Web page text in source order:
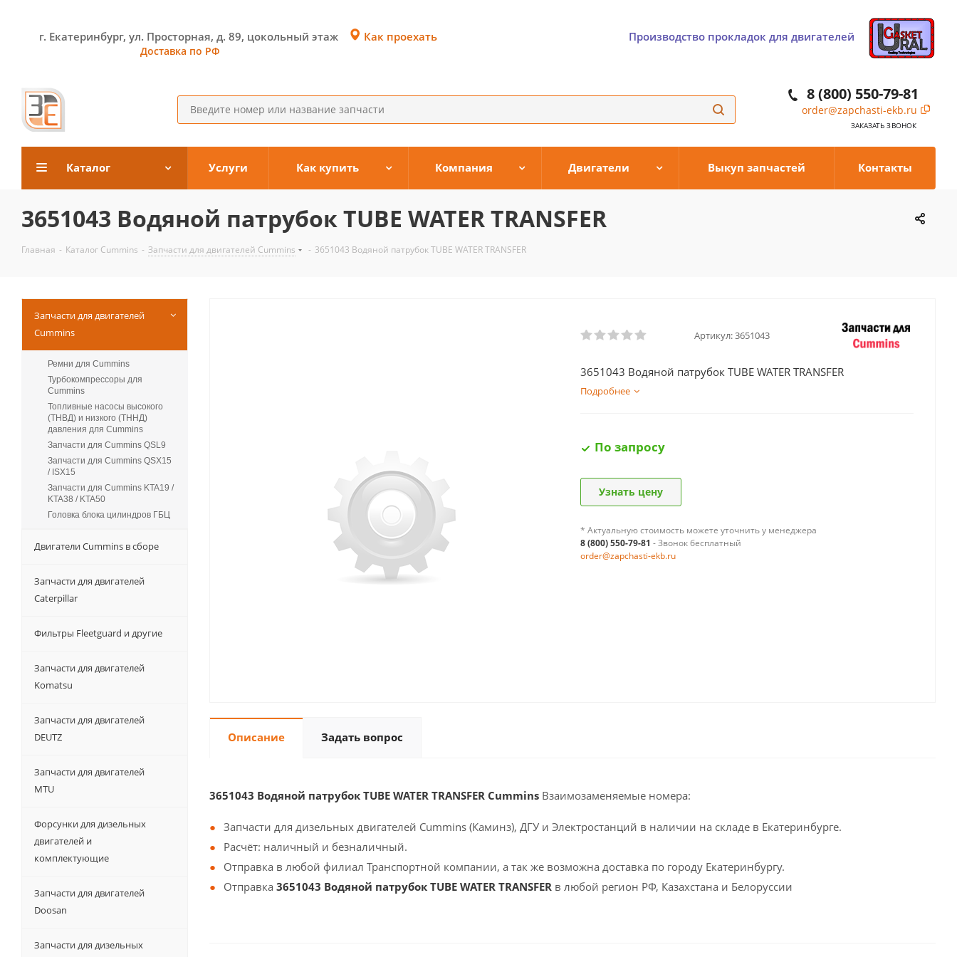
г. Екатеринбург, ул. Просторная, д. 89, цокольный этаж
Доставка по РФ
Как проехать Производство прокладок для двигателей
8 (800) 550-79-81
order@zapchasti-ekb.ru
ЗАКАЗАТЬ ЗВОНОК
Каталог Услуги Как купить Компания Двигатели Выкуп запчастей Контакты
3651043 Водяной патрубок TUBE WATER TRANSFER
Главная - Каталог Cummins - Запчасти для двигателей Cummins - 3651043 Водяной патрубок TUBE WATER TRANSFER
Артикул:3651043
3651043 Водяной патрубок TUBE WATER TRANSFER
Подробнее
По запросу
Узнать цену
* Актуальную стоимость можете уточнить у менеджера
8 (800) 550-79-81 - Звонок бесплатный
order@zapchasti-ekb.ru
Описание Задать вопрос
3651043 Водяной патрубок TUBE WATER TRANSFER Cummins Взаимозаменяемые номера:
Запчасти для дизельных двигателей Cummins (Каминз), ДГУ и Электростанций в наличии на складе в Екатеринбурге.
Расчёт: наличный и безналичный.
Отправка в любой филиал Транспортной компании, а так же возможна доставка по городу Екатеринбургу.
Отправка 3651043 Водяной патрубок TUBE WATER TRANSFER в любой регион РФ, Казахстана и Белоруссии
Запчасти для двигателей
Cummins
Ремни для Cummins
Турбокомпрессоры для
Сummins
Топливные насосы высокого
(ТНВД) и низкого (ТННД)
давления для Cummins
Запчасти для Cummins QSL9
Запчасти для Cummins QSX15
/ ISX15
Запчасти для Cummins KTA19 /
KTA38 / KTA50
Головка блока цилиндров ГБЦ
Двигатели Cummins в сборе
Запчасти для двигателей
Caterpillar
Фильтры Fleetguard и другие
Запчасти для двигателей
Komatsu
Запчасти для двигателей
DEUTZ
Запчасти для двигателей
MTU
Форсунки для дизельных
двигателей и
комплектующие
Запчасти для двигателей
Doosan
Запчасти для дизельных